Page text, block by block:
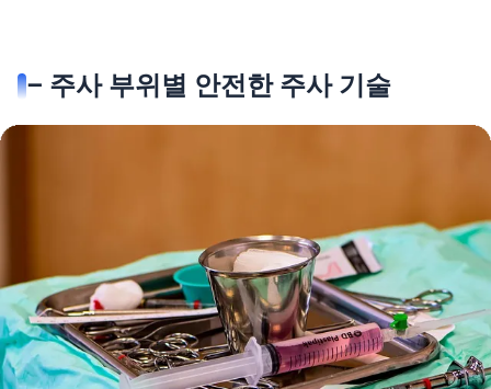
– 주사 부위별 안전한 주사 기술